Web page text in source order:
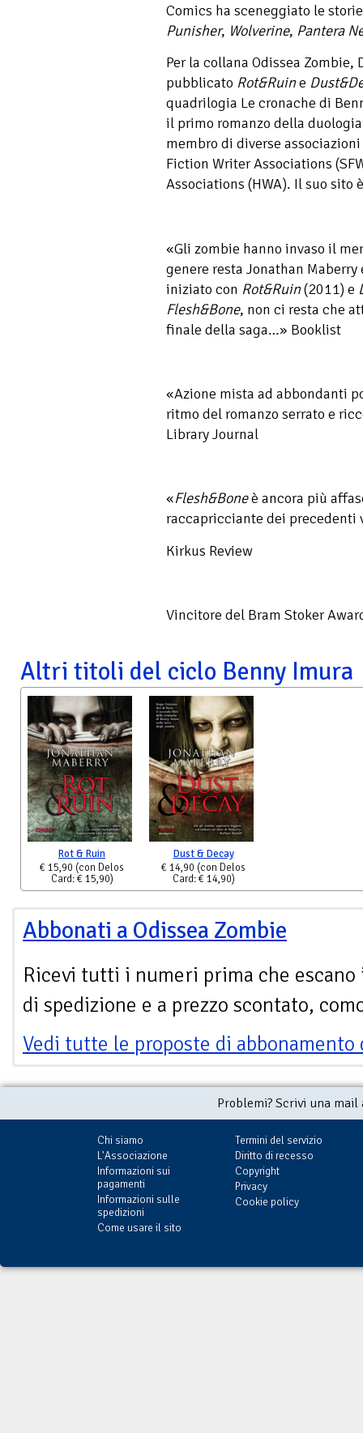
Comics ha sceneggiato le
Punisher, Wolverine, Pantera
Per la collana Odissea Zombie,
pubblicato Rot&Ruine
quadrilogia Le cronache di
il primo romanzo della
membro di diverse
Fiction Writer Associations
Associations (HWA). Il suo
«Gli zombie hanno invaso il
genere resta Jonathan
iniziato con Rot&Ruin(2011) e
Flesh&Bone, non ci resta che
finale della saga…» Booklist
«Azione mista ad abbondanti
ritmo del romanzo serrato e
Library Journal
«Flesh&Boneè ancora più
raccapricciante dei
Kirkus Review
Vincitore del Bram Stoker
Altri titoli del ciclo Benny Imura
Rot & Ruin
€ 15,90 (con Delos
Card: € 15,90)
Dust & Decay
€ 14,90 (con Delos
Card: € 14,90)
Abbonati a Odissea Zombie
Ricevi tutti i numeri prima che escano
di spedizione e a prezzo scontato,
Vedi tutte le proposte di
Problemi? Scrivi una
Chi siamo
L'Associazione
Informazioni sui
pagamenti
Informazioni sulle
spedizioni
Come usare il sito
Termini del servizio
Diritto di recesso
Copyright
Privacy
Cookie policy